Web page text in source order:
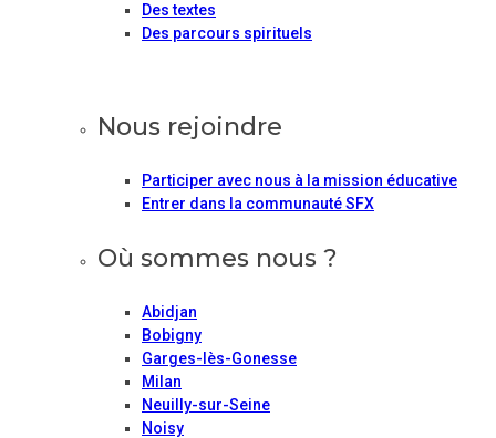
Des textes
Des parcours spirituels
Nous rejoindre
Participer avec nous à la mission éducative
Entrer dans la communauté SFX
Où sommes nous ?
Abidjan
Bobigny
Garges-lès-Gonesse
Milan
Neuilly-sur-Seine
Noisy